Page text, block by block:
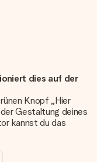
dies auf der
Knopf „Hier
Gestaltung deines
kannst du das
um deinem